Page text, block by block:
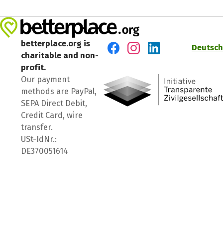
betterplace.org is
charitable and non-
profit.
Our payment
methods are PayPal,
SEPA Direct Debit,
Credit Card, wire
transfer.
USt-IdNr.:
DE370051614
Deutsch